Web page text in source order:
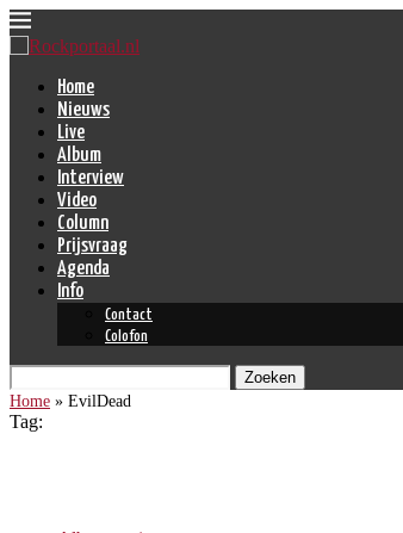
Home
Nieuws
Live
Album
Interview
Video
Column
Prijsvraag
Agenda
Info
Contact
Colofon
Zoeken
Home » EvilDead
Tag: